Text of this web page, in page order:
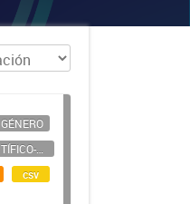
GÉNERO
PERSONAL CIENTÍFICO-TECNOLÓGICO
csv